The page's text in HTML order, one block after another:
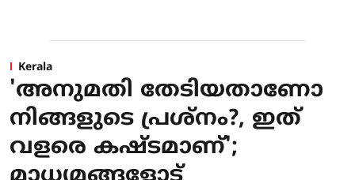
Kerala
'അനുമതി തേടിയതാണോ
നിങ്ങളുടെ പ്രശ്നം?, ഇത്
വളരെ കഷ്ടമാണ്';